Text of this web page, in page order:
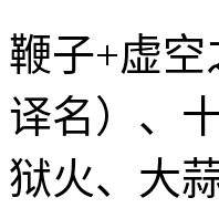
鞭子+虚
译名）、
狱火、大